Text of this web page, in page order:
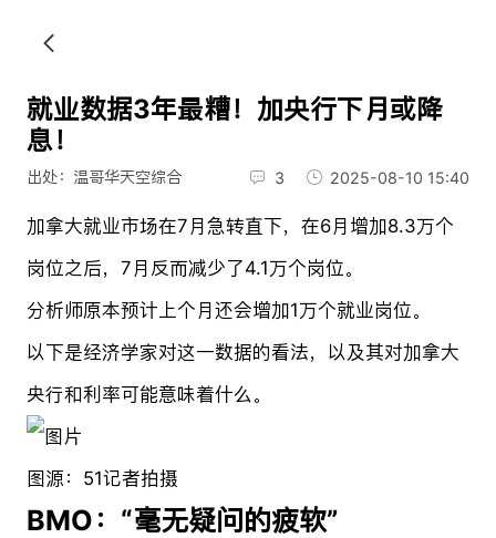
就业数据3年最糟！加央行下月或降
息！
出处：温哥华天空综合 3 2025-08-10 15:40
加拿大就业市场在7月急转直下，在6月增加8.3万个
岗位之后，7月反而减少了4.1万个岗位。
分析师原本预计上个月还会增加1万个就业岗位。
以下是经济学家对这一数据的看法，以及其对加拿大
央行和利率可能意味着什么。
图源：51记者拍摄
BMO：“毫无疑问的疲软”